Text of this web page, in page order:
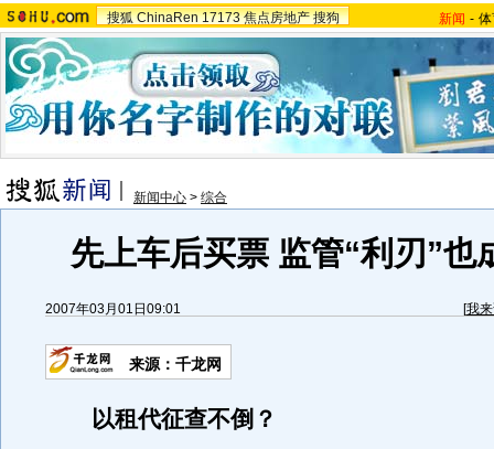
搜狐 ChinaRen 17173 焦点房地产 搜狗 新闻 -
新闻中心 > 综合
先上车后买票 监管“利刃”也
2007年03月01日09:01 [我
来源：千龙网
以租代征查不倒？